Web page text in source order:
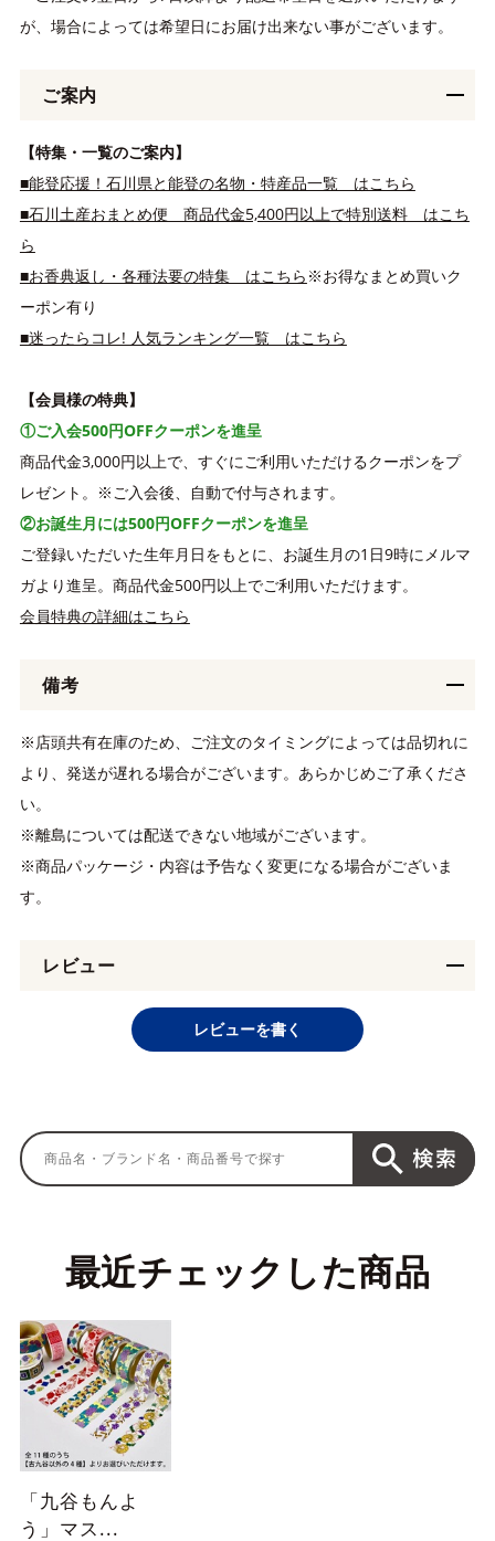
が、場合によっては希望日にお届け出来ない事がございます。
ご案内
【特集・一覧のご案内】
■能登応援！石川県と能登の名物・特産品一覧 はこちら
■石川土産おまとめ便 商品代金5,400円以上で特別送料 はこち
ら
■お香典返し・各種法要の特集 はこちら ※お得なまとめ買いク
ーポン有り
■迷ったらコレ! 人気ランキング一覧 はこちら
【会員様の特典】
①ご入会500円OFFクーポンを進呈
商品代金3,000円以上で、すぐにご利用いただけるクーポンをプ
レゼント。※ご入会後、自動で付与されます。
②お誕生月には500円OFFクーポンを進呈
ご登録いただいた生年月日をもとに、お誕生月の1日9時にメルマ
ガより進呈。商品代金500円以上でご利用いただけます。
会員特典の詳細はこちら
備考
※店頭共有在庫のため、ご注文のタイミングによっては品切れに
より、発送が遅れる場合がございます。あらかじめご了承くださ
い。
※離島については配送できない地域がございます。
※商品パッケージ・内容は予告なく変更になる場合がございま
す。
レビュー
レビューを書く
最近チェックした商品
「九谷もんよ
う」マス...